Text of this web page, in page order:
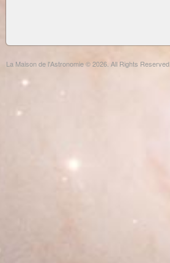
La Maison de l'Astronomie © 2026. All Rights Reserved.